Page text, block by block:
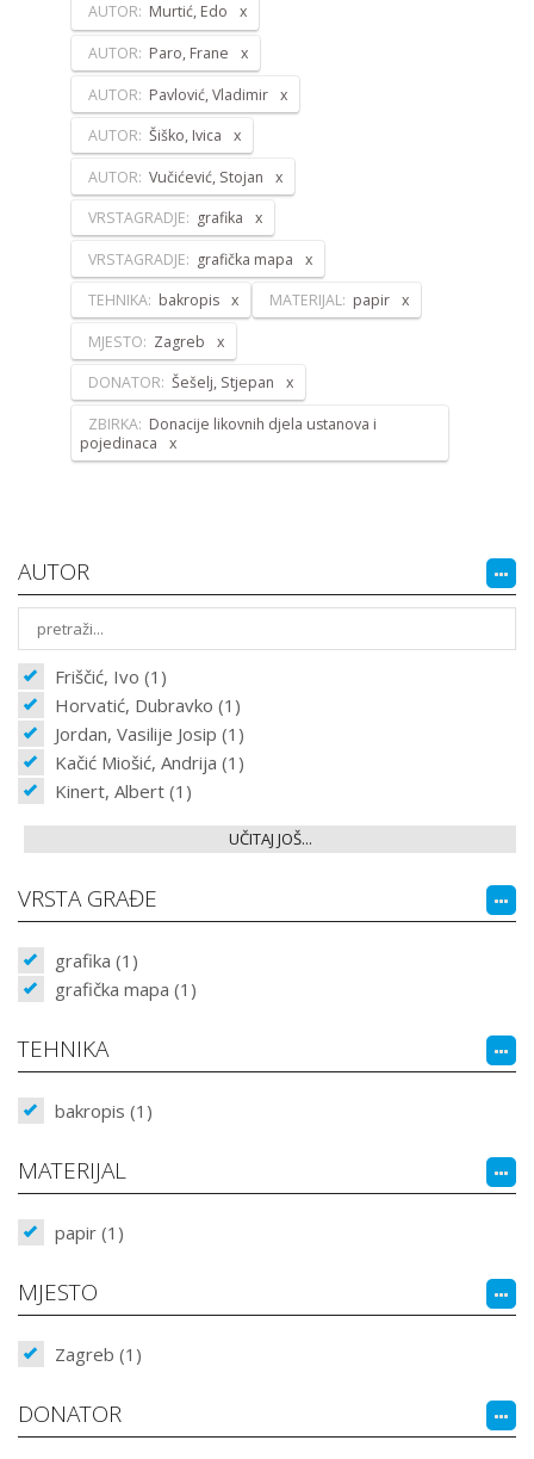
AUTOR: Murtić, Edo
AUTOR: Paro, Frane
AUTOR: Pavlović, Vladimir
AUTOR: Šiško, Ivica
AUTOR: Vučićević, Stojan
VRSTAGRADJE: grafika
VRSTAGRADJE: grafička mapa
TEHNIKA: bakropis MATERIJAL: papir
MJESTO: Zagreb
DONATOR: Šešelj, Stjepan
ZBIRKA: Donacije likovnih djela ustanova i
pojedinaca
AUTOR
Friščić, Ivo (1)
Horvatić, Dubravko (1)
Jordan, Vasilije Josip (1)
Kačić Miošić, Andrija (1)
Kinert, Albert (1)
UČITAJ JOŠ...
VRSTA GRAĐE
grafika (1)
grafička mapa (1)
TEHNIKA
bakropis (1)
MATERIJAL
papir (1)
MJESTO
Zagreb (1)
DONATOR